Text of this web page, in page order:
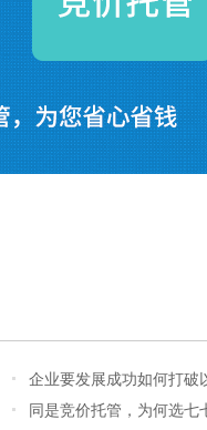
企业要发展成功如何打破
同是竞价托管，为何选七